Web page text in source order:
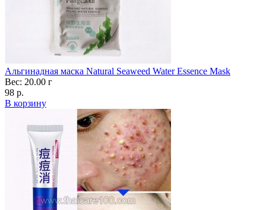
Альгинадная маска Natural Seaweed Water Essence Mask
Вес: 20.00 г
98 р.
В корзину